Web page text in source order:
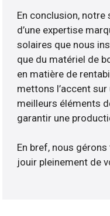
En conclusion, notre
d’une expertise
solaires que nous
que du matériel de
en matière de
mettons l’accent
meilleurs éléments
garantir une
En bref, nous
jouir pleinement de